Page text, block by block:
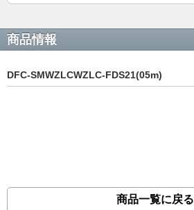
商品情報
DFC-SMWZLCWZLC-FDS21(05m)
商品一覧に戻る